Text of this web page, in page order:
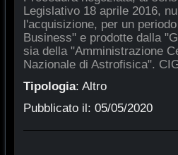
Legislativo 18 aprile 2016,
l'acquisizione, per un
Business" e prodotte dalla
sia della "Amministrazione
Nazionale di Astrofisica".
Tipologia: Altro
Pubblicato il: 05/05/2020